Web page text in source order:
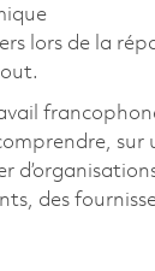
lors de la
des